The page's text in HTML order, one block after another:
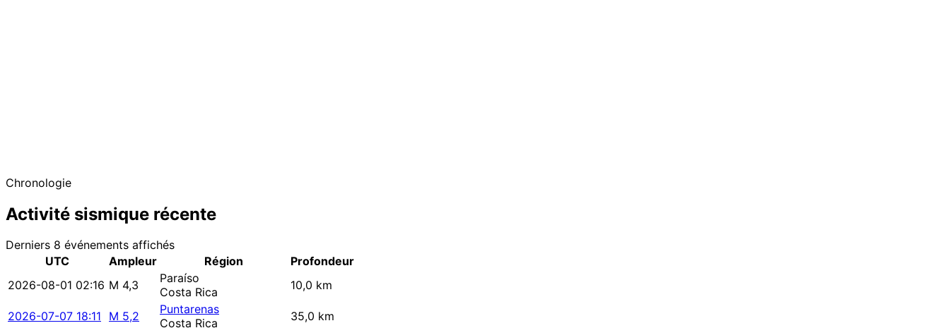
Chronologie
Activité sismique récente
Derniers 8 événements affichés
UTC
Ampleur Région
Profondeur
2026-08-01 02:16 M 4,3
Paraíso
Costa Rica
10,0 km
2026-07-07 18:11 M 5,2
Puntarenas
Costa Rica
35,0 km